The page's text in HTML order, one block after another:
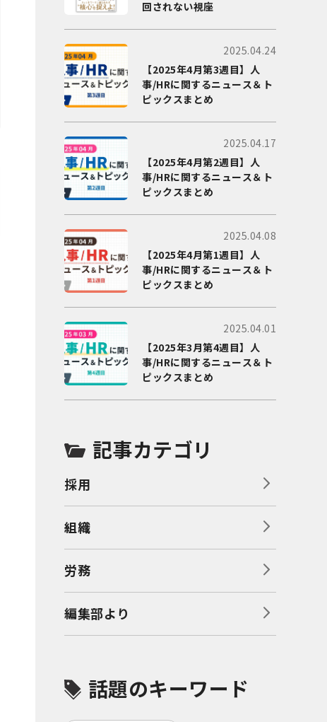
回されない視座
2025.04.24
【2025年4月第3週目】人
事/HRに関するニュース＆ト
ピックスまとめ
2025.04.17
【2025年4月第2週目】人
事/HRに関するニュース＆ト
ピックスまとめ
2025.04.08
【2025年4月第1週目】人
事/HRに関するニュース＆ト
ピックスまとめ
2025.04.01
【2025年3月第4週目】人
事/HRに関するニュース＆ト
ピックスまとめ
記事カテゴリ
採用
組織
労務
編集部より
話題のキーワード